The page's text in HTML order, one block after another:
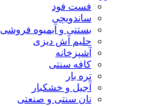
فست فود
ساندویچی
بستنی و آبمیوه فروشی
حلیم آش دیزی
آشپزخانه
کافه سنتی
تره بار
آجیل و خشکبار
نان سنتی و صنعتی